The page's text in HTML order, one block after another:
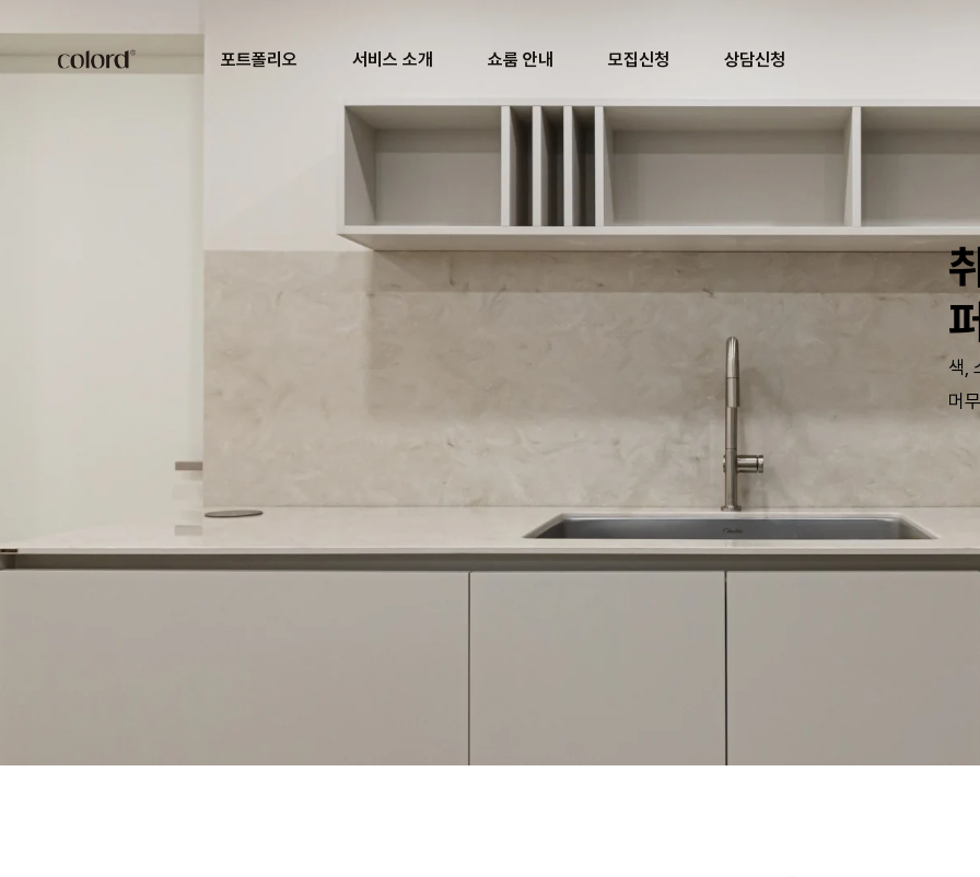
포트폴리오 서비스 소개 쇼룸 안내 모집신청 상담신청
색,
머